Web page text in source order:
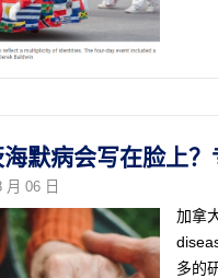
默病会写在脸上
月 06 日
加拿
多的